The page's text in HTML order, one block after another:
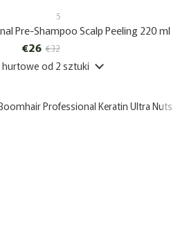
5
Pre-Shampoo Scalp Peeling 220 ml
€26 €32
hurtoweod 2 sztuki